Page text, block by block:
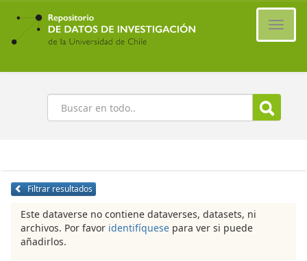
Ir
contenido
principal
Buscar
Filtrar resultados
Este dataverse no contiene dataverses, datasets, ni
archivos. Por favor identifíquese para ver si puede
añadirlos.